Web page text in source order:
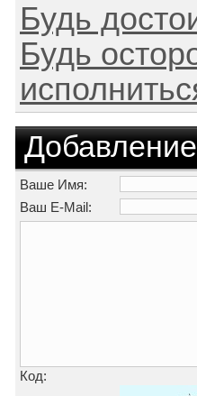
Будь
Будь
Ваше Имя:
Ваш E-Mail:
Код: